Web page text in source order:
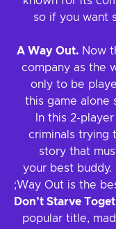
so if you want
A Way Out. Now
company as the
only to be
this game alone
In this 2-
criminals trying
story that
your best buddy.
Way Out is the
Don’t Starve
popular title,